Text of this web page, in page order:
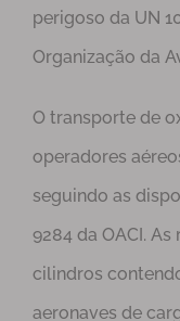
perigoso da UN
Organização da
O transporte de
operadores
seguindo as
9284 da OACI.
cilindros
aeronaves de